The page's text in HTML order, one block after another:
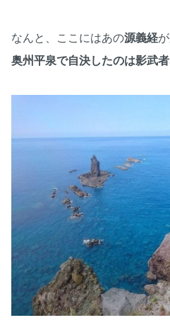
なんと、ここにはあの源義経
奥州平泉で自決したのは影武